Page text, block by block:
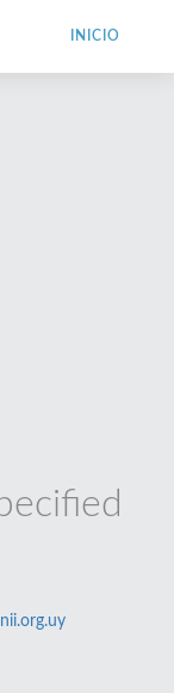
INICIO